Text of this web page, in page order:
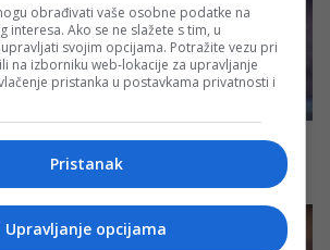
obrađivati vaše osobne podatke na
interesa. Ako se ne slažete s tim, u
svojim opcijama. Potražite vezu pri
na izborniku web-lokacije za upravljanje
pristanka u postavkama privatnosti i
Pristanak
Upravljanje opcijama